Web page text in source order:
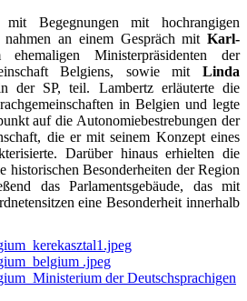
Begegnungen mit hochrangigen
an einem Gespräch mit Karl-
Ministerpräsidenten der
Belgiens, sowie mit Linda
der SP, teil. Lambertz erläuterte die
in Belgien und legte
auf die Autonomiebestrebungen der
die er mit seinem Konzept eines
Darüber hinaus erhielten die
historischen Besonderheiten der Region
das Parlamentsgebäude, das mit
eine Besonderheit innerhalb